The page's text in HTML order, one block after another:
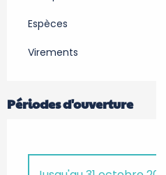
Espèces
Virements
Périodes d'ouverture